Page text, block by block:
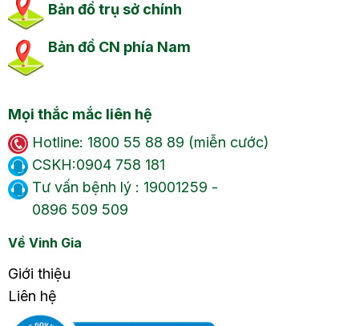
Bản đồ trụ sở chính
Bản đồ CN phía Nam
Mọi thắc mắc liên hệ
Hotline: 1800 55 88 89 (miễn cước)
CSKH:0904 758 181
Tư vấn bệnh lý : 19001259 -
0896 509 509
Về Vinh Gia
Giới thiệu
Liên hệ